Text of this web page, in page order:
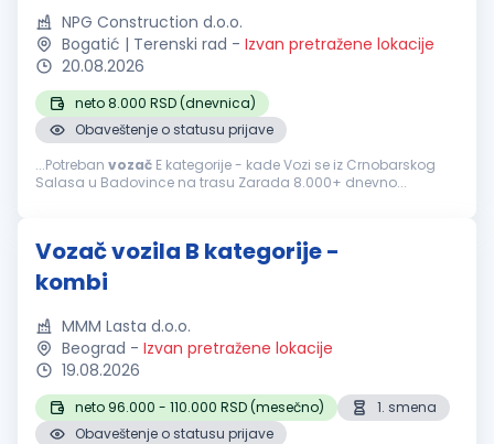
NPG Construction d.o.o.
Bogatić | Terenski rad - Izvan pretražene lokacije
20.08.2026
neto 8.000 RSD (dnevnica)
Obaveštenje o statusu prijave
...Potreban vozač E kategorije - kade Vozi se iz Crnobarskog
Salasa u Badovince na trasu Zarada 8.000+ dnevno...
Vozač vozila B kategorije -
kombi
MMM Lasta d.o.o.
Beograd - Izvan pretražene lokacije
19.08.2026
neto 96.000 - 110.000 RSD (mesečno)
1. smena
Obaveštenje o statusu prijave